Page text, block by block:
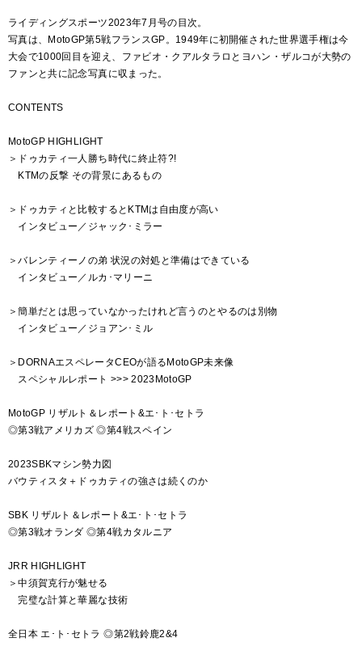
ライディングスポーツ2023年7月号の目次。
写真は、MotoGP第5戦フランスGP。1949年に初開催された世界選手権は今
大会で1000回目を迎え、ファビオ・クアルタラロとヨハン・ザルコが大勢の
ファンと共に記念写真に収まった。
CONTENTS
MotoGP HIGHLIGHT
＞ドゥカティ一人勝ち時代に終止符?!
KTMの反撃 その背景にあるもの
＞ドゥカティと比較するとKTMは自由度が高い
インタビュー／ジャック･ミラー
＞バレンティーノの弟 状況の対処と準備はできている
インタビュー／ルカ･マリーニ
＞簡単だとは思っていなかったけれど言うのとやるのは別物
インタビュー／ジョアン･ミル
＞DORNAエスペレータCEOが語るMotoGP未来像
スペシャルレポート >>> 2023MotoGP
MotoGP リザルト＆レポート&エ･ト･セトラ
◎第3戦アメリカズ ◎第4戦スペイン
2023SBKマシン勢力図
バウティスタ＋ドゥカティの強さは続くのか
SBK リザルト＆レポート&エ･ト･セトラ
◎第3戦オランダ ◎第4戦カタルニア
JRR HIGHLIGHT
＞中須賀克行が魅せる
完璧な計算と華麗な技術
全日本 エ･ト･セトラ ◎第2戦鈴鹿2&4